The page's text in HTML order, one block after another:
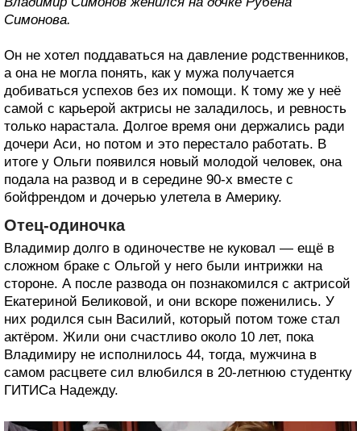
Симонова.
Он не хотел поддаваться на давление родственников,
а она не могла понять, как у мужа получается
добиваться успехов без их помощи. К тому же у неё
самой с карьерой актрисы не заладилось, и ревность
только нарастала. Долгое время они держались ради
дочери Аси, но потом и это перестало работать. В
итоге у Ольги появился новый молодой человек, она
подала на развод и в середине 90-х вместе с
бойфрендом и дочерью улетела в Америку.
Отец-одиночка
Владимир долго в одиночестве не куковал — ещё в
сложном браке с Ольгой у него были интрижки на
стороне. А после развода он познакомился с актрисой
Екатериной Беликовой, и они вскоре поженились. У
них родился сын Василий, который потом тоже стал
актёром. Жили они счастливо около 10 лет, пока
Владимиру не исполнилось 44, тогда, мужчина в
самом расцвете сил влюбился в 20-летнюю студентку
ГИТИСа Надежду.